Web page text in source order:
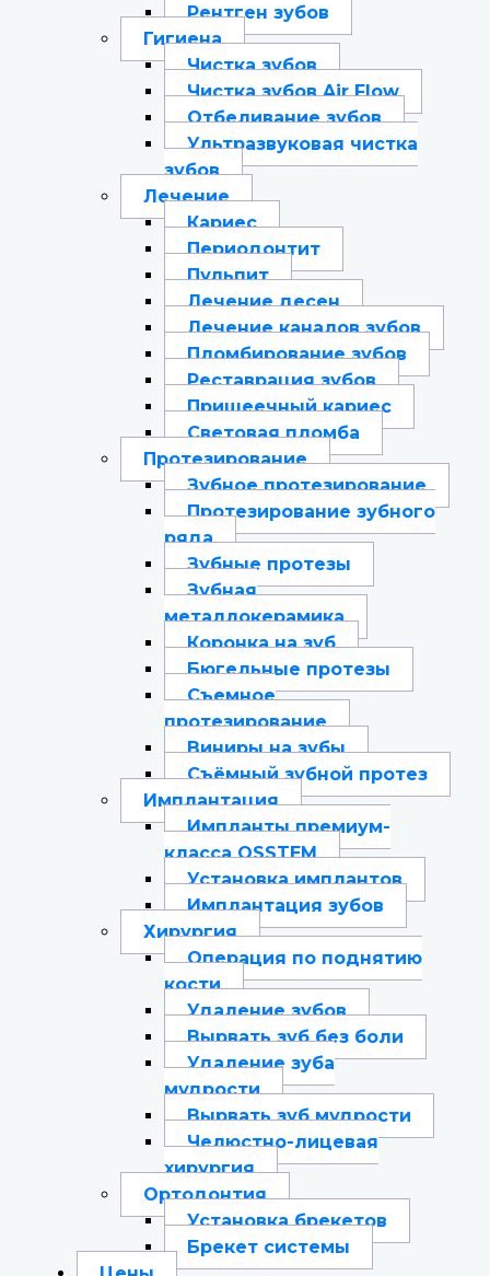
Рентген зубов
Гигиена
Чистка зубов
Чистка зубов Air Flow
Отбеливание зубов
Ультразвуковая чистка
зубов
Лечение
Кариес
Периодонтит
Пульпит
Лечение десен
Лечение каналов зубов
Пломбирование зубов
Реставрация зубов
Пришеечный кариес
Световая пломба
Протезирование
Зубное протезирование
Протезирование зубного
ряда
Зубные протезы
Зубная
металлокерамика
Коронка на зуб
Бюгельные протезы
Съемное
протезирование
Виниры на зубы
Съёмный зубной протез
Имплантация
Импланты премиум-
класса OSSTEM
Установка имплантов
Имплантация зубов
Хирургия
Операция по поднятию
кости
Удаление зубов
Вырвать зуб без боли
Удаление зуба
мудрости
Вырвать зуб мудрости
Челюстно-лицевая
хирургия
Ортодонтия
Установка брекетов
Брекет системы